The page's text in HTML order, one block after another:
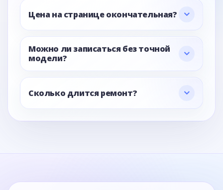
Цена на странице окончательная?
Можно ли записаться без точной
модели?
Сколько длится ремонт?